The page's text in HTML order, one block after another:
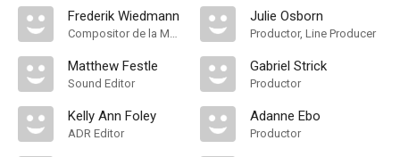
Frederik Wiedmann
Compositor de la Música Original
Matthew Festle
Sound Editor
Kelly Ann Foley
ADR Editor
Julie Osborn
Productor, Line Producer
Gabriel Strick
Productor
Adanne Ebo
Productor